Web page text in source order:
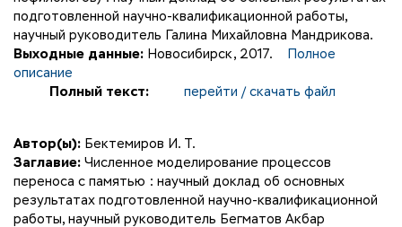
подготовленной научно-квалификационной работы,
научный руководитель Галина Михайловна Мандрикова.
Выходные данные: Новосибирск, 2017.
Полное
описание
Полный текст:
перейти / скачать файл
Автор(ы): Бектемиров И. Т.
Заглавие: Численное моделирование процессов
переноса с памятью : научный доклад об основных
результатах подготовленной научно-квалификационной
работы, научный руководитель Бегматов Акбар